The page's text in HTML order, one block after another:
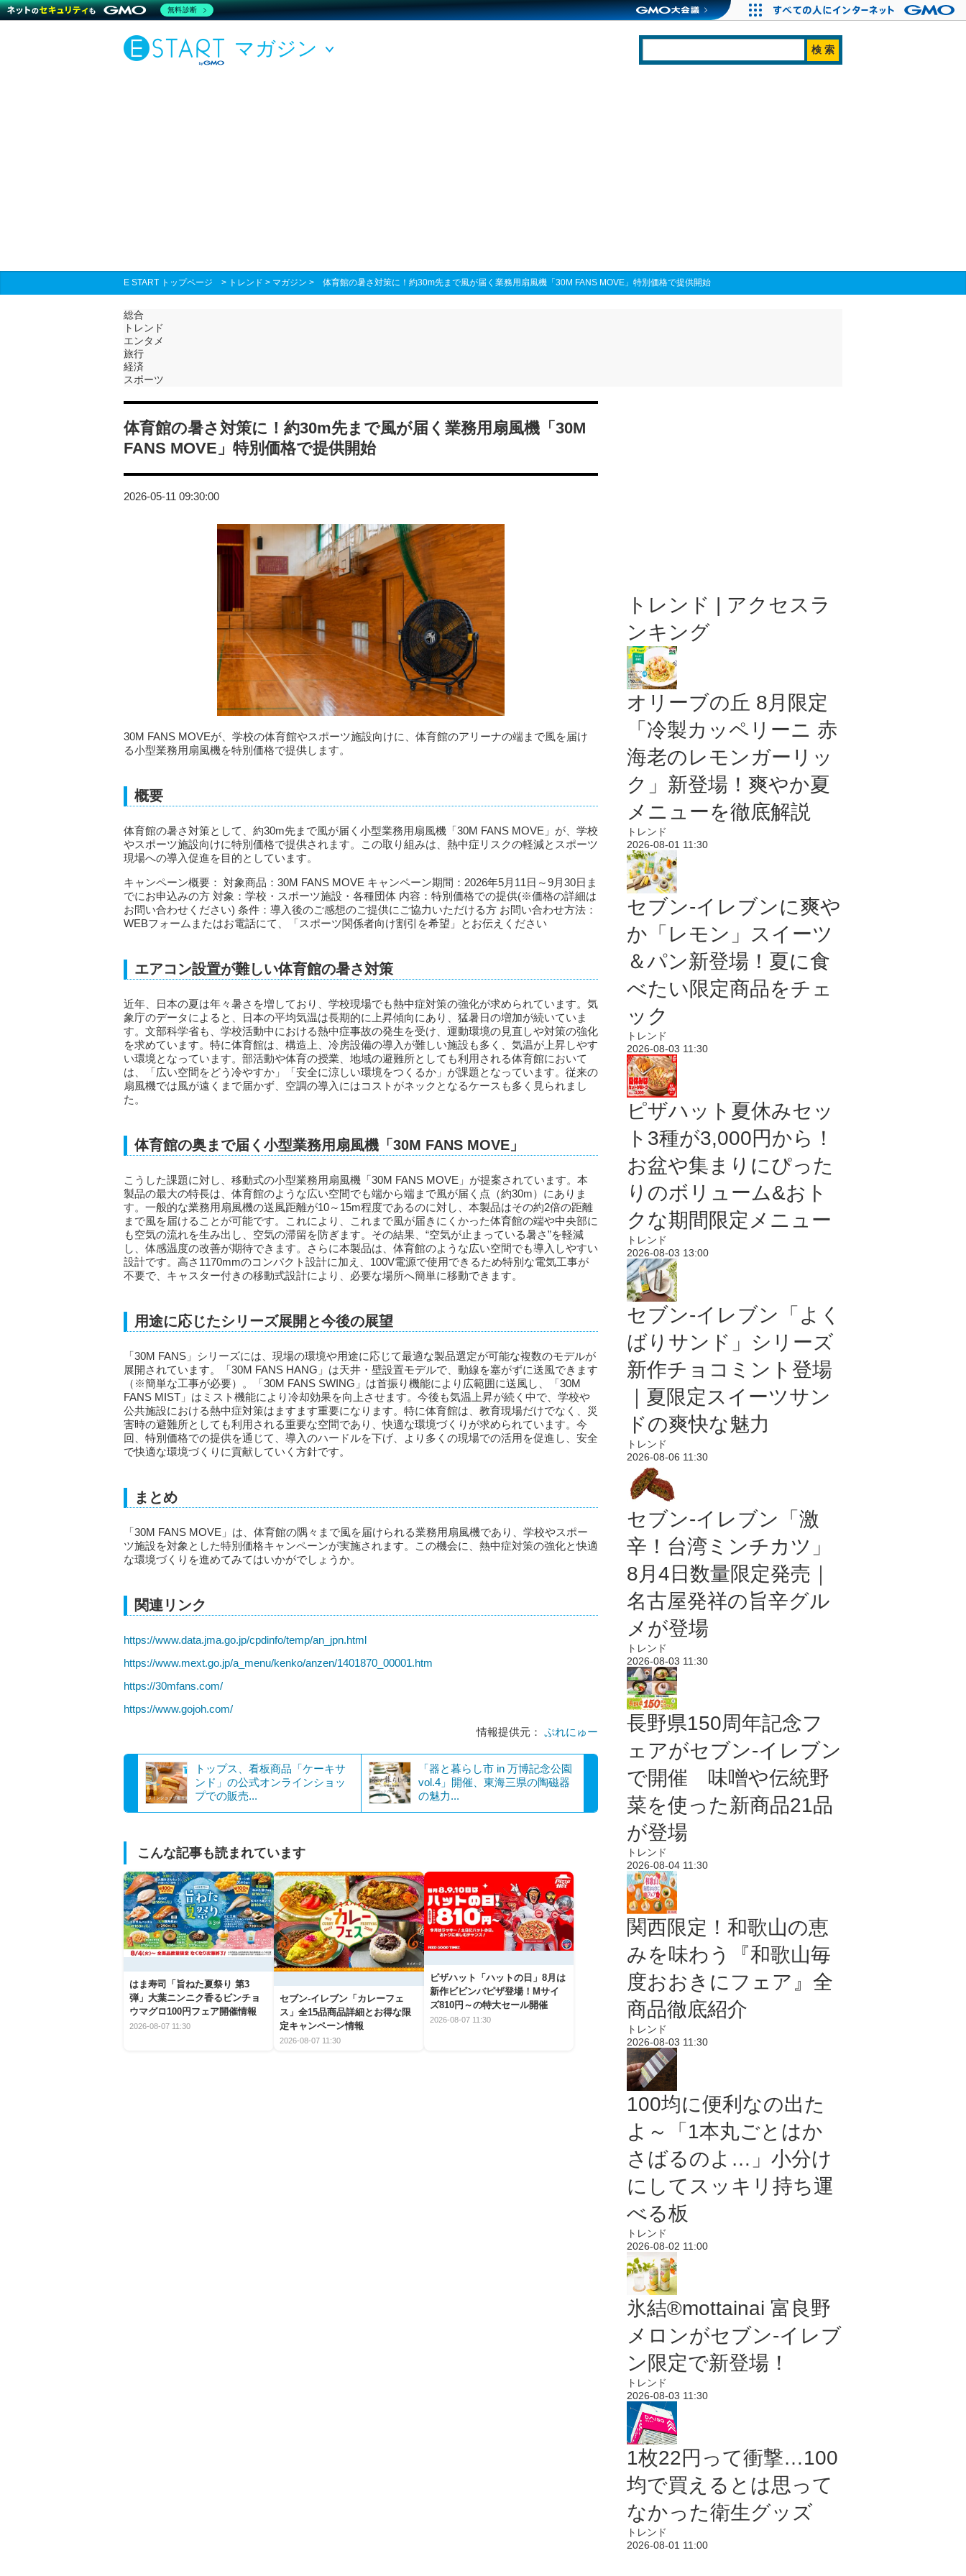
マガジン
E START トップページ > トレンド > マガジン > 体育館の暑さ対策に！約30m先まで風が届く業務用扇風機「30M FANS MOVE」特別価格で提供開始
総合
トレンド
エンタメ
旅行
経済
スポーツ
体育館の暑さ対策に！約30m先まで風が届く業務用扇風機「30M
FANS MOVE」特別価格で提供開始
2026-05-11 09:30:00
30M FANS MOVEが、学校の体育館やスポーツ施設向けに、体育館のアリーナの端まで風を届け
る小型業務用扇風機を特別価格で提供します。
概要
体育館の暑さ対策として、約30m先まで風が届く小型業務用扇風機「30M FANS MOVE」が、学校
やスポーツ施設向けに特別価格で提供されます。この取り組みは、熱中症リスクの軽減とスポーツ
現場への導入促進を目的としています。
キャンペーン概要： 対象商品：30M FANS MOVE キャンペーン期間：2026年5月11日～9月30日ま
でにお申込みの方 対象：学校・スポーツ施設・各種団体 内容：特別価格での提供(※価格の詳細は
お問い合わせください) 条件：導入後のご感想のご提供にご協力いただける方 お問い合わせ方法：
WEBフォームまたはお電話にて、「スポーツ関係者向け割引を希望」とお伝えください
エアコン設置が難しい体育館の暑さ対策
近年、日本の夏は年々暑さを増しており、学校現場でも熱中症対策の強化が求められています。気
象庁のデータによると、日本の平均気温は長期的に上昇傾向にあり、猛暑日の増加が続いていま
す。文部科学省も、学校活動中における熱中症事故の発生を受け、運動環境の見直しや対策の強化
を求めています。特に体育館は、構造上、冷房設備の導入が難しい施設も多く、気温が上昇しやす
い環境となっています。部活動や体育の授業、地域の避難所としても利用される体育館において
は、「広い空間をどう冷やすか」「安全に涼しい環境をつくるか」が課題となっています。従来の
扇風機では風が遠くまで届かず、空調の導入にはコストがネックとなるケースも多く見られまし
た。
体育館の奥まで届く小型業務用扇風機「30M FANS MOVE」
こうした課題に対し、移動式の小型業務用扇風機「30M FANS MOVE」が提案されています。本
製品の最大の特長は、体育館のような広い空間でも端から端まで風が届く点（約30m）にありま
す。一般的な業務用扇風機の送風距離が10～15m程度であるのに対し、本製品はその約2倍の距離
まで風を届けることが可能です。これにより、これまで風が届きにくかった体育館の端や中央部に
も空気の流れを生み出し、空気の滞留を防ぎます。その結果、“空気が止まっている暑さ”を軽減
し、体感温度の改善が期待できます。さらに本製品は、体育館のような広い空間でも導入しやすい
設計です。高さ1170mmのコンパクト設計に加え、100V電源で使用できるため特別な電気工事が
不要で、キャスター付きの移動式設計により、必要な場所へ簡単に移動できます。
用途に応じたシリーズ展開と今後の展望
「30M FANS」シリーズには、現場の環境や用途に応じて最適な製品選定が可能な複数のモデルが
展開されています。「30M FANS HANG」は天井・壁設置モデルで、動線を塞がずに送風できます
（※簡単な工事が必要）。「30M FANS SWING」は首振り機能により広範囲に送風し、「30M
FANS MIST」はミスト機能により冷却効果を向上させます。今後も気温上昇が続く中で、学校や
公共施設における熱中症対策はますます重要になります。特に体育館は、教育現場だけでなく、災
害時の避難所としても利用される重要な空間であり、快適な環境づくりが求められています。今
回、特別価格での提供を通じて、導入のハードルを下げ、より多くの現場での活用を促進し、安全
で快適な環境づくりに貢献していく方針です。
まとめ
「30M FANS MOVE」は、体育館の隅々まで風を届けられる業務用扇風機であり、学校やスポー
ツ施設を対象とした特別価格キャンペーンが実施されます。この機会に、熱中症対策の強化と快適
な環境づくりを進めてみてはいかがでしょうか。
関連リンク
https://www.data.jma.go.jp/cpdinfo/temp/an_jpn.html
https://www.mext.go.jp/a_menu/kenko/anzen/1401870_00001.htm
https://30mfans.com/
https://www.gojoh.com/
情報提供元： ぷれにゅー
トップス、看板商品「ケーキサ
ンド」の公式オンラインショッ
プでの販売...
「器と暮らし市 in 万博記念公園
vol.4」開催、東海三県の陶磁器
の魅力...
こんな記事も読まれています
はま寿司「旨ねた夏祭り 第3
弾」大葉ニンニク香るビンチョ
ウマグロ100円フェア開催情報
2026-08-07 11:30
セブン‐イレブン「カレーフェ
ス」全15品商品詳細とお得な限
定キャンペーン情報
2026-08-07 11:30
ピザハット「ハットの日」8月は
新作ビビンバピザ登場！Mサイ
ズ810円～の特大セール開催
2026-08-07 11:30
トレンド | アクセスラ
ンキング
オリーブの丘 8月限定
「冷製カッペリーニ 赤
海老のレモンガーリッ
ク」新登場！爽やか夏
メニューを徹底解説
トレンド
2026-08-01 11:30
セブン‐イレブンに爽や
か「レモン」スイーツ
＆パン新登場！夏に食
べたい限定商品をチェ
ック
トレンド
2026-08-03 11:30
ピザハット夏休みセッ
ト3種が3,000円から！
お盆や集まりにぴった
りのボリューム&おト
クな期間限定メニュー
トレンド
2026-08-03 13:00
セブン‐イレブン「よく
ばりサンド」シリーズ
新作チョコミント登場
｜夏限定スイーツサン
ドの爽快な魅力
トレンド
2026-08-06 11:30
セブン-イレブン「激
辛！台湾ミンチカツ」
8月4日数量限定発売｜
名古屋発祥の旨辛グル
メが登場
トレンド
2026-08-03 11:30
長野県150周年記念フ
ェアがセブン-イレブン
で開催 味噌や伝統野
菜を使った新商品21品
が登場
トレンド
2026-08-04 11:30
関西限定！和歌山の恵
みを味わう『和歌山毎
度おおきにフェア』全
商品徹底紹介
トレンド
2026-08-03 11:30
100均に便利なの出た
よ～「1本丸ごとはか
さばるのよ…」小分け
にしてスッキリ持ち運
べる板
トレンド
2026-08-02 11:00
氷結®mottainai 富良野
メロンがセブン‐イレブ
ン限定で新登場！
トレンド
2026-08-03 11:30
1枚22円って衝撃…100
均で買えるとは思って
なかった衛生グッズ
トレンド
2026-08-01 11:00
無料診断